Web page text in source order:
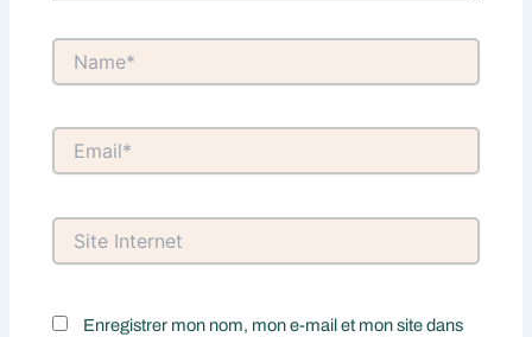
Name*
Internet
Enregistrer mon nom, mon e-mail et mon site dans